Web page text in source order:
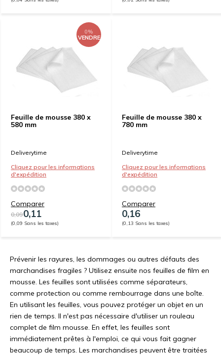
Feuille de mousse 380 x
580 mm
0%
VENDRE
Deliverytime
Cliquez pour les informations
d'expédition
Comparer
0,090,11
(0,09 Sans les taxes)
Feuille de mousse 380 x
780 mm
Deliverytime
Cliquez pour les informations
d'expédition
Comparer
0,16
(0,13 Sans les taxes)
Prévenir les rayures, les dommages ou autres défauts des
marchandises fragiles ? Utilisez ensuite nos feuilles de film en
mousse. Les feuilles sont utilisées comme séparateurs,
comme protection ou comme rembourrage dans une boîte.
En utilisant les feuilles, vous pouvez protéger un objet en un
rien de temps. Il n'est pas nécessaire d'utiliser un rouleau
complet de film mousse. En effet, les feuilles sont
immédiatement prêtes à l'emploi, ce qui vous fait gagner
beaucoup de temps. Les marchandises peuvent être traitées